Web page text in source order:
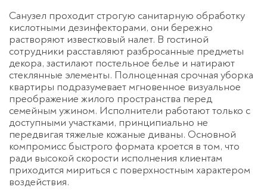
Санузел проходит строгую санитарную обработку
кислотными дезинфекторами, они бережно
растворяют известковый налет. В гостиной
сотрудники расставляют разбросанные предметы
декора, застилают постельное белье и натирают
стеклянные элементы. Полноценная срочная уборка
квартиры подразумевает мгновенное визуальное
преображение жилого пространства перед
семейным ужином. Исполнители работают только с
доступными участками, принципиально не
передвигая тяжелые кожаные диваны. Основной
компромисс быстрого формата кроется в том, что
ради высокой скорости исполнения клиентам
приходится мириться с поверхностным характером
воздействия.